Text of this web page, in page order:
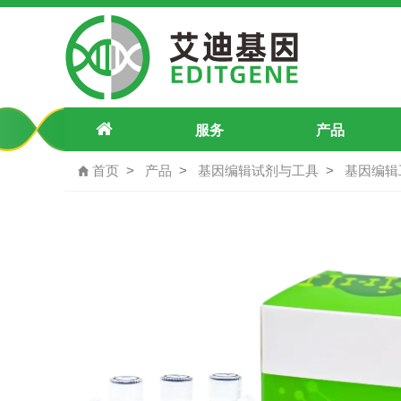
mecp2 c..804T>C c.810A>G
服务 产品
首页 产品 基因编辑试剂与工具 基因编